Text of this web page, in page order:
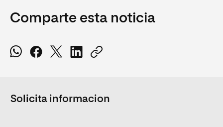
Comparte esta noticia
Solicita informacion